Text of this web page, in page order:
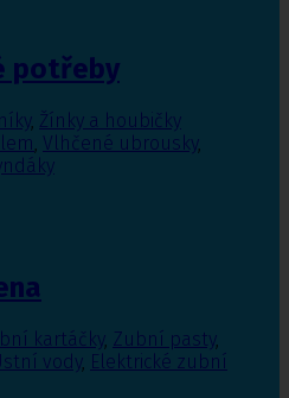
potřeby
, Žínky a houbičky
, Vlhčené ubrousky,
kartáčky, Zubní pasty,
vody, Elektrické zubní